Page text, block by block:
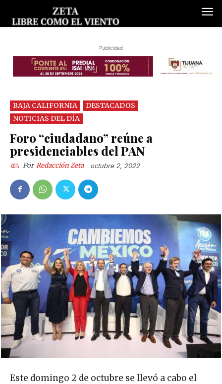
Publicidad
BAJA CALIFORNIA
DESTACADOS
NOTICIAS DEL DÍA
Foro “ciudadano” reúne a
presidenciables del PAN
Por Redacción Zeta octubre 2, 2022
Este domingo 2 de octubre se llevó a cabo el